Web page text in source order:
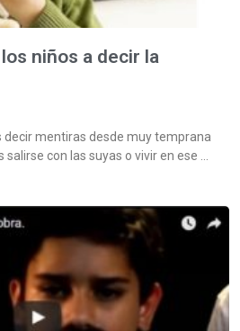
niños a decir la
decir mentiras desde muy temprana
con las suyas o vivir en ese